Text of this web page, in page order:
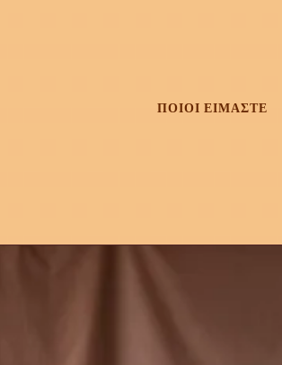
ΠΟΙΟΙ ΕΙΜΑΣΤΕ